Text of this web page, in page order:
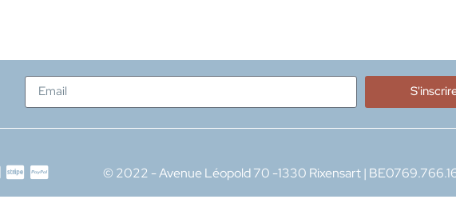
© 2022 - Avenue Léopold 70 -1330 Rixensart |